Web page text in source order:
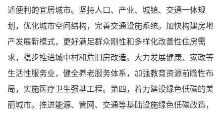
适便利的宜居城市。坚持人口、产业、城镇、交通一体规
划，优化城市空间结构，完善交通设施系统。加快构建房地
产发展新模式，更好满足群众刚性和多样化改善性住房需
求，稳步推进城中村和危旧房改造。大力发展健康、家政等
生活性服务业，健全养老服务体系，加强教育资源前瞻性布
局，实施医疗卫生强基工程。第四，着力建设绿色低碳的美
丽城市。推进能源、管网、交通等基础设施绿色低碳改造，